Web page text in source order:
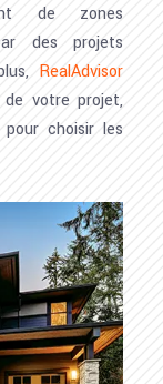
de zones
des projets
RealAdvisor
votre projet,
choisir les